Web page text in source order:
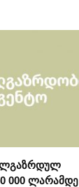
000 ლარამდე